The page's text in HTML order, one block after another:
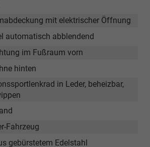
mit elektrischer Öffnung
automatisch abblendend
im Fußraum vorn
hinten
in Leder, beheizbar,
Fahrzeug
gebürstetem Edelstahl